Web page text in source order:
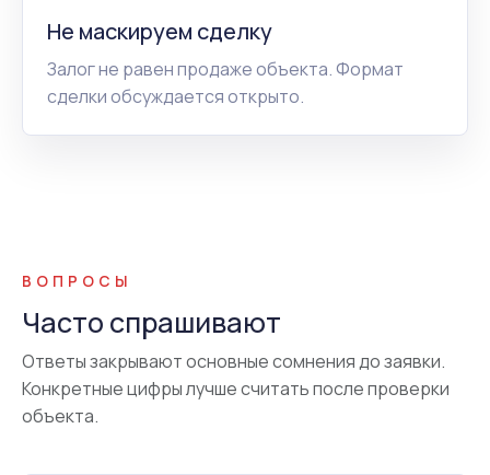
Не маскируем сделку
Залог не равен продаже объекта. Формат
сделки обсуждается открыто.
ВОПРОСЫ
Часто спрашивают
Ответы закрывают основные сомнения до заявки.
Конкретные цифры лучше считать после проверки
объекта.